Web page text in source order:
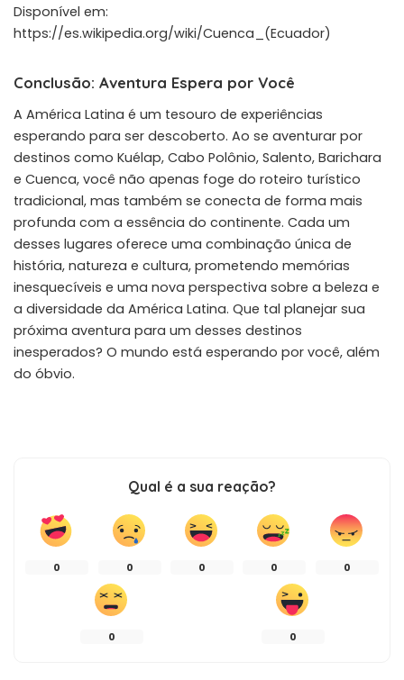
Disponível em:
https://es.wikipedia.org/wiki/Cuenca_(Ecuador)
Conclusão: Aventura Espera por Você
A América Latina é um tesouro de experiências
esperando para ser descoberto. Ao se aventurar por
destinos como Kuélap, Cabo Polônio, Salento, Barichara
e Cuenca, você não apenas foge do roteiro turístico
tradicional, mas também se conecta de forma mais
profunda com a essência do continente. Cada um
desses lugares oferece uma combinação única de
história, natureza e cultura, prometendo memórias
inesquecíveis e uma nova perspectiva sobre a beleza e
a diversidade da América Latina. Que tal planejar sua
próxima aventura para um desses destinos
inesperados? O mundo está esperando por você, além
do óbvio.
Qual é a sua reação?
0 0 0 0 0
0 0